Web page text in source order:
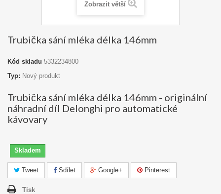
Zobrazit větší
Trubička sání mléka délka 146mm
Kód skladu 5332234800
Typ: Nový produkt
Trubička sání mléka délka 146mm - originální
náhradní díl Delonghi pro automatické
kávovary
Skladem
Tweet Sdílet Google+ Pinterest
Tisk